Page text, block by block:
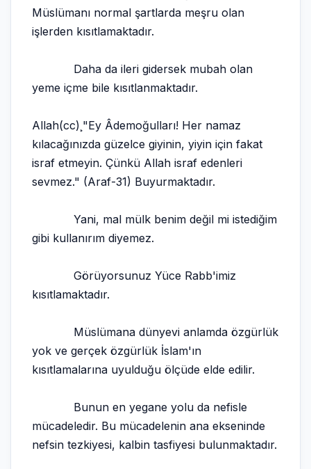
Müslümanı normal şartlarda meşru olan
işlerden kısıtlamaktadır.
Daha da ileri gidersek mubah olan
yeme içme bile kısıtlanmaktadır.
Allah(cc)¸"Ey Âdemoğulları! Her namaz
kılacağınızda güzelce giyinin, yiyin için fakat
israf etmeyin. Çünkü Allah israf edenleri
sevmez." (Araf-31) Buyurmaktadır.
Yani, mal mülk benim değil mi istediğim
gibi kullanırım diyemez.
Görüyorsunuz Yüce Rabb'imiz
kısıtlamaktadır.
Müslümana dünyevi anlamda özgürlük
yok ve gerçek özgürlük İslam'ın
kısıtlamalarına uyulduğu ölçüde elde edilir.
Bunun en yegane yolu da nefisle
mücadeledir. Bu mücadelenin ana ekseninde
nefsin tezkiyesi, kalbin tasfiyesi bulunmaktadır.